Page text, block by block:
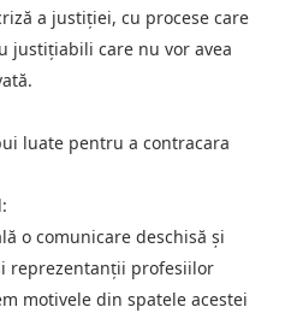
a justiției, cu procese care
justițiabili care nu vor avea
luate pentru a contracara
o comunicare deschisă și
reprezentanții profesiilor
motivele din spatele acestei